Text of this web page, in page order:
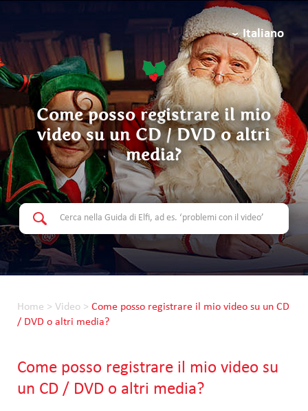
Italiano
Come posso registrare il mio
video su un CD / DVD o altri
media?
Home > Video > Come posso registrare il mio video su un CD
/ DVD o altri media?
Come posso registrare il mio video su
un CD / DVD o altri media?